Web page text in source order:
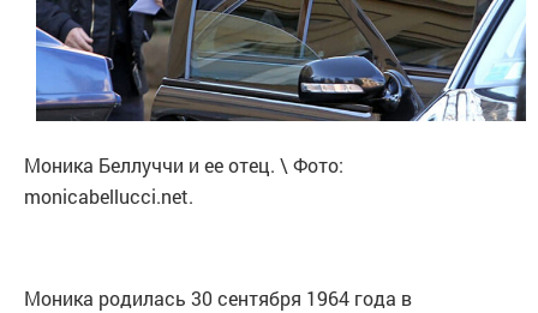
Моника Беллуччи и ее отец. \ Фото:
monicabellucci.net.
Моника родилась 30 сентября 1964 года в